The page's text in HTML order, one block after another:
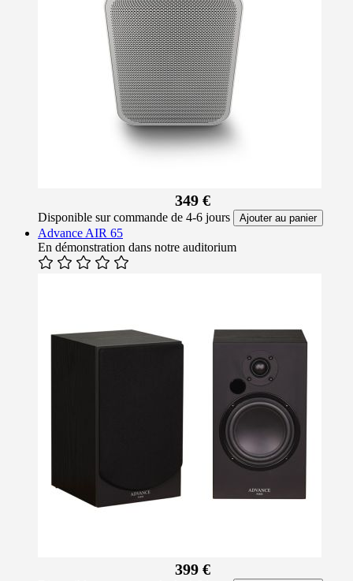
349 €
Disponible sur commande de 4-6 jours Ajouter au panier
Advance AIR 65
En démonstration dans notre auditorium
399 €